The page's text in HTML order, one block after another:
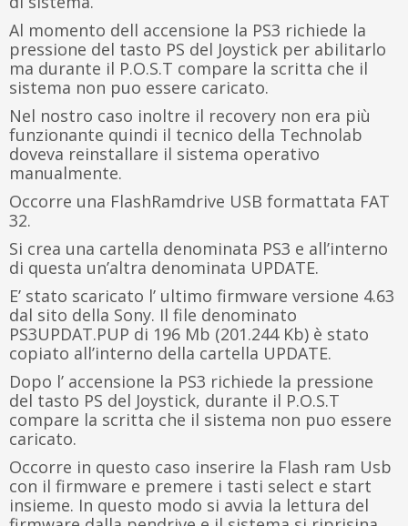
Al momento dell accensione la PS3 richiede la
pressione del tasto PS del Joystick per abilitarlo
ma durante il P.O.S.T compare la scritta che il
sistema non puo essere caricato.
Nel nostro caso inoltre il recovery non era più
funzionante quindi il tecnico della Technolab
doveva reinstallare il sistema operativo
manualmente.
Occorre una FlashRamdrive USB formattata FAT
32.
Si crea una cartella denominata PS3 e all’interno
di questa un’altra denominata UPDATE.
E’ stato scaricato l’ ultimo firmware versione 4.63
dal sito della Sony. Il file denominato
PS3UPDAT.PUP di 196 Mb (201.244 Kb) è stato
copiato all’interno della cartella UPDATE.
Dopo l’ accensione la PS3 richiede la pressione
del tasto PS del Joystick, durante il P.O.S.T
compare la scritta che il sistema non puo essere
caricato.
Occorre in questo caso inserire la Flash ram Usb
con il firmware e premere i tasti select e start
insieme. In questo modo si avvia la lettura del